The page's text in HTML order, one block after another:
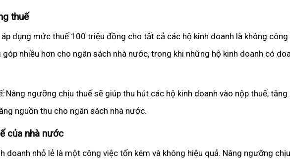
thuế
dụng mức thuế 100 triệu đồng cho tất cả các hộ kinh doanh là không công
nhiều hơn cho ngân sách nhà nước, trong khi những hộ kinh doanh có
Nâng ngưỡng chịu thuế sẽ giúp thu hút các hộ kinh doanh vào nộp thuế,
nguồn thu cho ngân sách nhà nước.
của nhà nước
doanh nhỏ lẻ là một công việc tốn kém và không hiệu quả. Nâng ngưỡng